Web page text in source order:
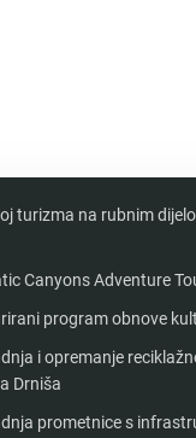
turizma na rubnim
Canyons Adventure
program obnove
i opremanje
Drniša
prometnice s